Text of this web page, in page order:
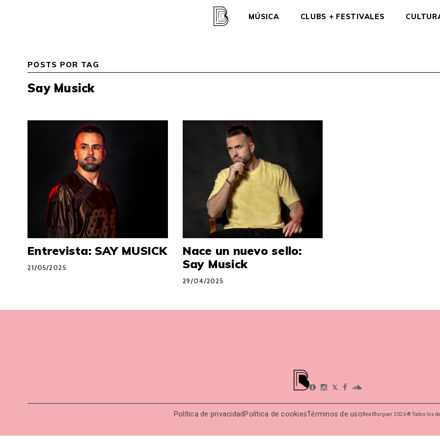
MÚSICA CLUBS + FESTIVALES
POSTS POR TAG
Say Musick
Entrevista: SAY MUSICK
21/05/2025
Nace un nuevo sello:
Say Musick
29/04/2025
𝕏
Política de privacidad Política de cookiesTérminos de uso BeatBurguer 2026 ® Todos los